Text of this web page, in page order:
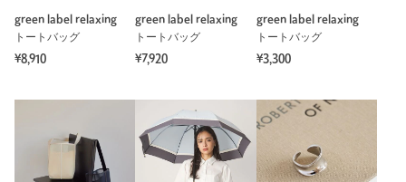
green label relaxing
トートバッグ
¥8,910
green label relaxing
トートバッグ
¥7,920
green label relaxing
トートバッグ
¥3,300